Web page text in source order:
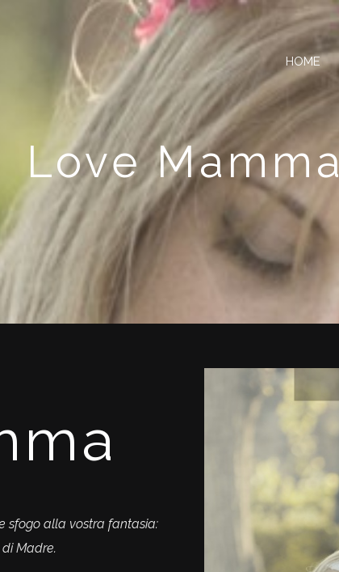
HOME
Love Mamma
sfogo alla vostra fantasia:
Madre.